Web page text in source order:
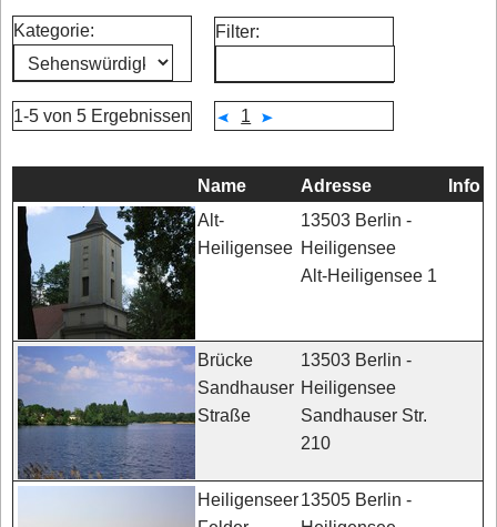
Kategorie: Filter:
1-5 von 5 Ergebnissen 1
Name Adresse Info
Alt-
Heiligensee
13503 Berlin -
Heiligensee
Alt-Heiligensee 1
Brücke
Sandhauser
Straße
13503 Berlin -
Heiligensee
Sandhauser Str.
210
Heiligenseer13505 Berlin -